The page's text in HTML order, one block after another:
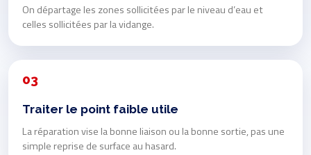
On départage les zones sollicitées par le niveau d’eau et
celles sollicitées par la vidange.
03
Traiter le point faible utile
La réparation vise la bonne liaison ou la bonne sortie, pas une
simple reprise de surface au hasard.